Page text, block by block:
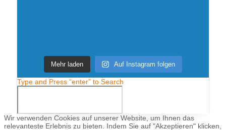
Mehr laden Auf Instagram folgen
Type and Press “enter” to Search
Wir verwenden Cookies auf unserer Website, um Ihnen das
relevanteste Erlebnis zu bieten. Indem Sie auf "Akzeptieren" klicken,